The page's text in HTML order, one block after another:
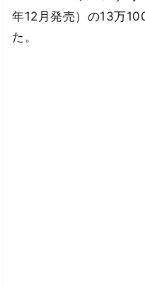
年12月発売）の13万
た。